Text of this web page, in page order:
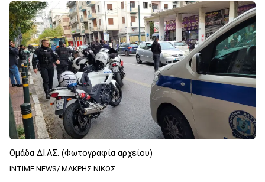
Ομάδα ΔΙ.ΑΣ. (Φωτογραφία αρχείου)
INTIME NEWS/ ΜΑΚΡΗΣ ΝΙΚΟΣ